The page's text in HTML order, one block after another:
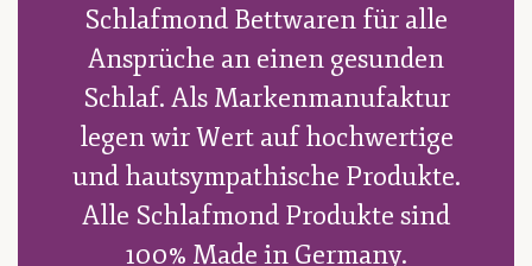
Schlafmond Bettwaren für alle
Ansprüche an einen gesunden
Schlaf. Als Markenmanufaktur
legen wir Wert auf hochwertige
und hautsympathische Produkte.
Alle Schlafmond Produkte sind
100% Made in Germany.